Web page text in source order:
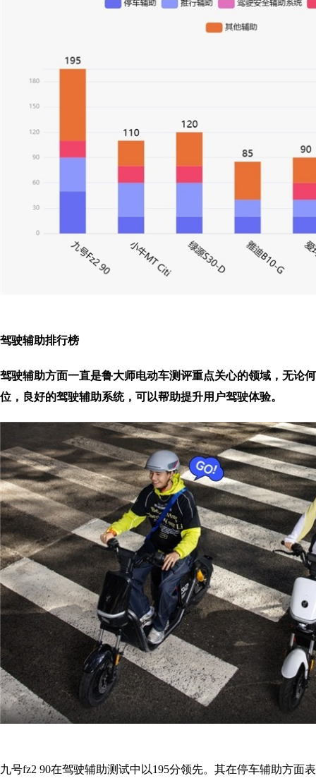
驾驶辅助排行榜
驾驶辅助方面一直是鲁大师电动车测评重点关心的领域，无论
位，良好的驾驶辅助系统，可以帮助提升用户驾驶体验。
九号fz2 90在驾驶辅助测试中以195分领先。其在停车辅助方面